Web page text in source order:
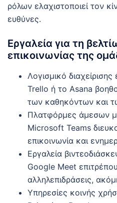
ρόλων ελαχιστοποιεί τον
ευθύνες.
Εργαλεία για τη
επικοινωνίας της
Λογισμικό
Trello ή το Asana
των καθηκόντων και
Πλατφόρμες άμεσων
Microsoft Teams
επικοινωνία και
Εργαλεία
Google Meet
αλληλεπιδράσεις,
Υπηρεσίες κοινής